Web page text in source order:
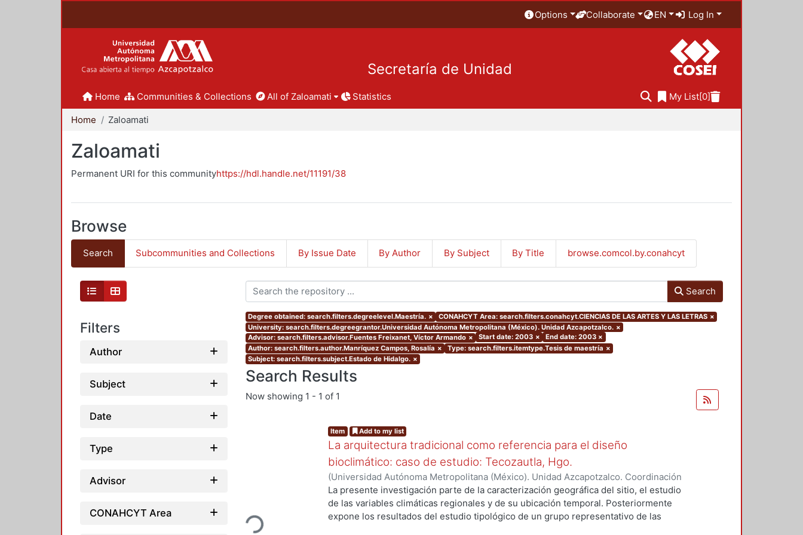
Options Collaborate EN Log In
Secretaría de Unidad
Home Communities & Collections All of Zaloamati Statistics My List[0]
Home Zaloamati
Zaloamati
Permanent URI for this communityhttps://hdl.handle.net/11191/38
Browse
Search Subcommunities and Collections By Issue Date By Author By Subject By Title browse.comcol.by.conahcyt
Filters
Author
Subject
Date
Type
Advisor
CONAHCYT Area
Search
Degree obtained: search.filters.degreelevel.Maestría. × CONAHCYT Area: search.filters.conahcyt.CIENCIAS DE LAS ARTES Y LAS LETRAS ×
University: search.filters.degreegrantor.Universidad Autónoma Metropolitana (México). Unidad Azcapotzalco. ×
Advisor: search.filters.advisor.Fuentes Freixanet, Víctor Armando × Start date: 2003 × End date: 2003 ×
Author: search.filters.author.Manríquez Campos, Rosalía × Type: search.filters.itemtype.Tesis de maestría ×
Subject: search.filters.subject.Estado de Hidalgo. ×
Search Results
Now showing 1 - 1 of 1
Loading...
Item Add to my list
La arquitectura tradicional como referencia para el diseño
bioclimático: caso de estudio: Tecozautla, Hgo.
(Universidad Autónoma Metropolitana (México). Unidad Azcapotzalco. Coordinación
de Servicios de Información.,2003-10)Manríquez Campos, Rosalía
La presente investigación parte de la caracterización geográfica del sitio, el estudio
de las variables climáticas regionales y de su ubicación temporal. Posteriormente
expone los resultados del estudio tipológico de un grupo representativo de las